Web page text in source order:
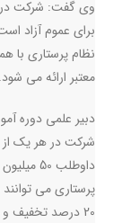
وی گفت: شرکت در
برای عموم آزاد
نظام پرستاری با
معتبر ارائه می شود.
دبیر علمی دوره
شرکت در هر یک از
داوطلب
پرستاری می
20 درصد تخفیف و پرداخت 40 میلیون ریال در این دوره شرکت کنند